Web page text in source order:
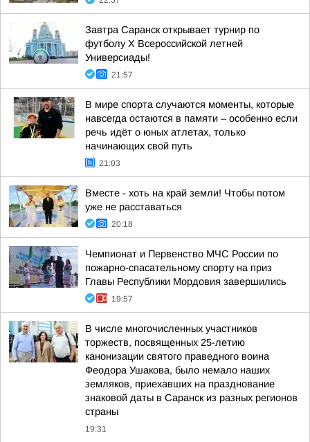
Завтра Саранск открывает турнир по
футболу X Всероссийской летней
Универсиады!
21:57
В мире спорта случаются моменты, которые
навсегда остаются в памяти – особенно если
речь идёт о юных атлетах, только
начинающих свой путь
21:03
Вместе - хоть на край земли! Чтобы потом
уже не расставаться
20:18
Чемпионат и Первенство МЧС России по
пожарно-спасательному спорту на приз
Главы Республики Мордовия завершились
19:57
В числе многочисленных участников
торжеств, посвященных 25-летию
канонизации святого праведного воина
Феодора Ушакова, было немало наших
земляков, приехавших на празднование
знаковой даты в Саранск из разных регионов
страны
19:31